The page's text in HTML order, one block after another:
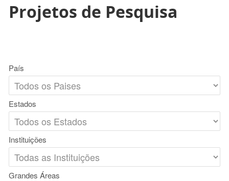
Projetos de Pesquisa
País
Estados
Instituições
Grandes Áreas